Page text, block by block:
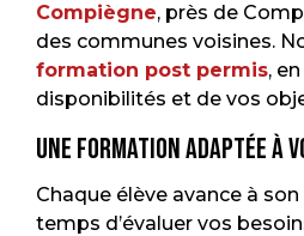
Compiègne, près de
des communes voisines.
formation post permis,
disponibilités et de vos
Une formation adaptée
Chaque élève avance à
temps d’évaluer vos